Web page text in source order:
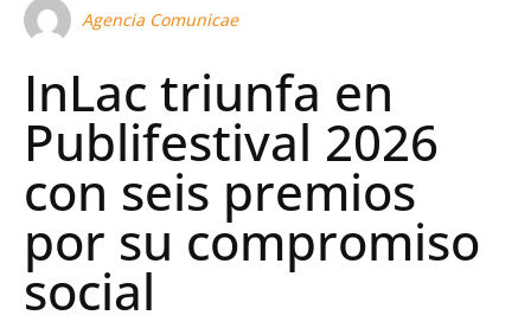
Agencia Comunicae
InLac triunfa en
Publifestival 2026
con seis premios
por su compromiso
social